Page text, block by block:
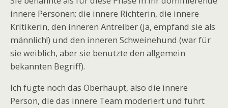
innere Personen: die innere Richterin, die innere
Kritikerin, den inneren Antreiber (ja, empfand sie als
männlich!) und den inneren Schweinehund (war für
sie weiblich, aber sie benutzte den allgemein
bekannten Begriff).
Ich fügte noch das Oberhaupt, also die innere
Person, die das innere Team moderiert und führt